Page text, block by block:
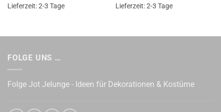
Lieferzeit:2-3 Tage
Lieferzeit:2-3 Tage
FOLGE UNS …
Folge Jot Jelunge - Ideen für Dekorationen & Kostüme